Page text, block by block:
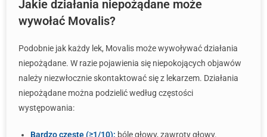
Jakie działania niepożądane może
wywołać Movalis?
Podobnie jak każdy lek, Movalis może wywoływać działania
niepożądane. W razie pojawienia się niepokojących objawów
należy niezwłocznie skontaktować się z lekarzem. Działania
niepożądane można podzielić według częstości
występowania:
Bardzo częste (≥1/10): bóle głowy, zawroty głowy.